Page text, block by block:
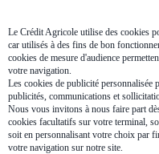
Négocier quelques dixièmes
d’augmenter le capital
pour alléger son coût global.
Autres critères
banque
Les banques ne s’arrêtent
Le Crédit Agricole utilise des cookies
car utilisés à des fins de bon
cookies de mesure d'audience
votre navigation.
Les cookies de publicité personnalisée
publicités, communications et
Nous vous invitons à nous faire part
cookies facultatifs sur votre terminal,
soit en personnalisant votre choix par
votre navigation sur notre site.